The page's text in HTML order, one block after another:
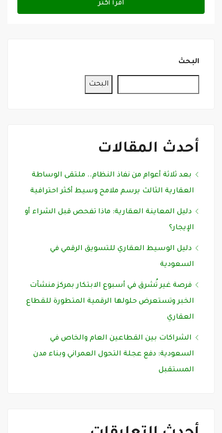
اقرأ أكثر
البحث
البحث
أحدث المقالات
بعد ثلاثة أعوام من نفاذ النظام.. ملتقى الوساطة
العقارية الثالث يرسم ملامح وسيط أكثر احترافية
دليل المعاينة العقارية: ماذا تفحص قبل الشراء أو
الإيجار؟
دليل الوسيط العقاري للتسويق الرقمي في
السعودية
فرصة غير تُشرق في أسبوع الابتكار بمركز منشآت
الخبر وتستعرض حلولها الرقمية المتطورة للقطاع
العقاري
الشراكات بين القطاعين العام والخاص في
السعودية: دفع عجلة التحول العمراني وبناء مدن
المستقبل